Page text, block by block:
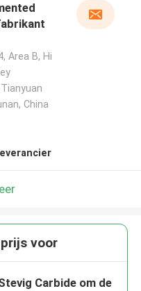
Area B, Hi
China
voor
Carbide om de